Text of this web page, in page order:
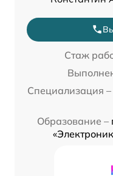
Стаж
Специализация –
Образование –